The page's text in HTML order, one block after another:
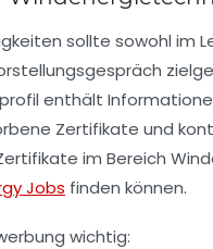
sollte sowohl im
enthält
Zertifikate und
im Bereich
Jobs finden können.
wichtig: